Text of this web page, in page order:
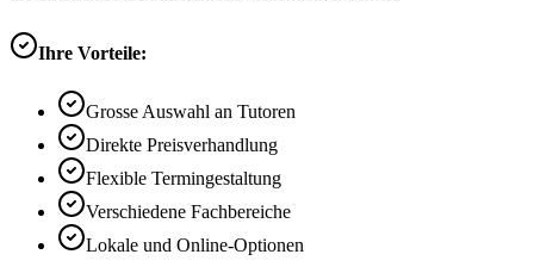
Ihre Vorteile:
Grosse Auswahl an Tutoren
Direkte Preisverhandlung
Flexible Termingestaltung
Verschiedene Fachbereiche
Lokale und Online-Optionen